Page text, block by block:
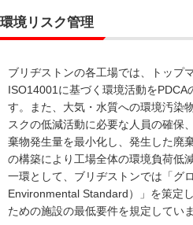
環境リスク管理
ブリヂストンの各工場では、トップ
ISO14001に基づく環境活動をPDCA
す。また、大気・水質への環境汚染
スクの低減活動に必要な人員の確保
棄物発生量を最小化し、発生した廃
の構築により工場全体の環境負荷低
一環として、ブリヂストンでは「グ
Environmental Standard）」を策定
ための施設の最低要件を規定していま